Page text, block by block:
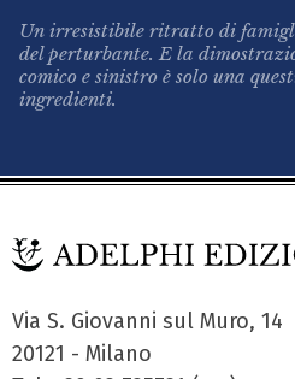
Un irresistibile ritratto di
del perturbante. E la
comico e sinistro è solo una
ingredienti.
Via S. Giovanni sul Muro, 14
20121 - Milano